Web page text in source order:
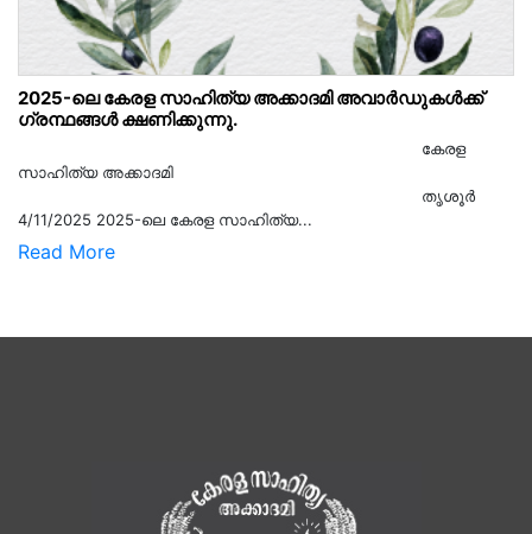
2025-ലെ കേരള സാഹിത്യ അക്കാദമി അവാർഡുകൾക്ക്
ഗ്രന്ഥങ്ങൾ ക്ഷണിക്കുന്നു.
കേരള
സാഹിത്യ അക്കാദമി
തൃശൂര്‍
4/11/2025 2025-ലെ കേരള സാഹിത്യ...
Read More